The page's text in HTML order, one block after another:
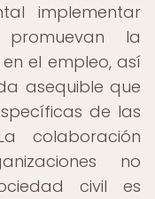
implementar
la
el empleo, así
asequible que
de las
colaboración
no
civil es